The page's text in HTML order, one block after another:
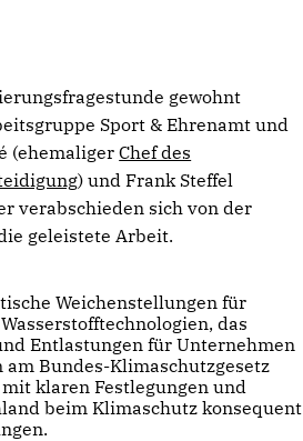
gewohnt
Sport & Ehrenamt und
(ehemaligerChef des
) und Frank Steffel
verabschieden sich von der
geleistete Arbeit.
Weichenstellungen für
das
Entlastungen für Unternehmen
Bundes-Klimaschutzgesetz
klaren Festlegungen und
beim Klimaschutz konsequent